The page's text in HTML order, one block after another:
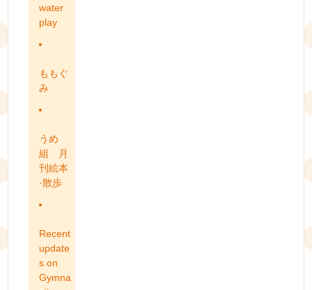
water
play
ももぐ
み
うめ
組 月
刊絵本
·散歩
Recent
update
s on
Gymna